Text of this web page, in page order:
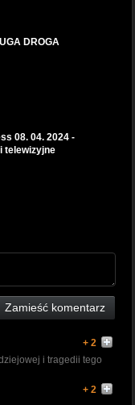
DROGA
08. 04. 2024 -
telewizyjne
Zamieść komentarz
+ 2
i tragedii tego
+ 2